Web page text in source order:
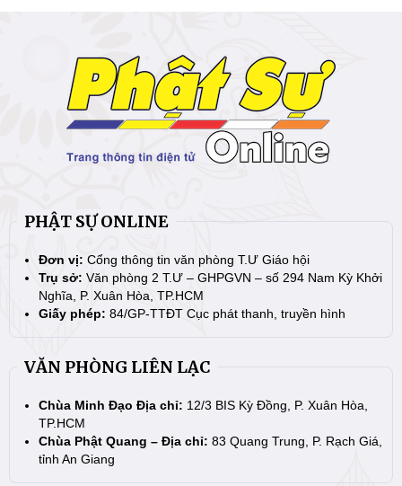
PHẬT SỰ ONLINE
Đơn vị: Cổng thông tin văn phòng T.Ư Giáo hội
Trụ sở: Văn phòng 2 T.Ư – GHPGVN – số 294 Nam Kỳ Khởi
Nghĩa, P. Xuân Hòa, TP.HCM
Giấy phép: 84/GP-TTĐT Cục phát thanh, truyền hình
VĂN PHÒNG LIÊN LẠC
Chùa Minh Đạo Địa chỉ: 12/3 BIS Kỳ Đồng, P. Xuân Hòa,
TP.HCM
Chùa Phật Quang – Địa chỉ: 83 Quang Trung, P. Rạch Giá,
tỉnh An Giang